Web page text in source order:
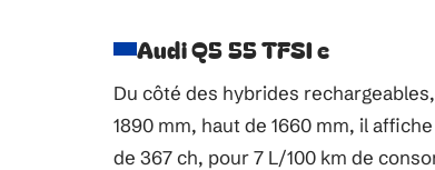
Audi Q5 55 TFSI e
Du côté des hybrides
1890 mm, haut de 1660 mm, il
de 367 ch, pour 7 L/100 km de